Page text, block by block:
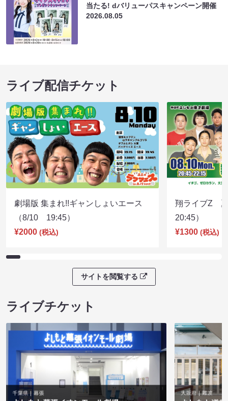
当たる! dバリューパスキャンペーン開催
2026.08.05
ライブ配信チケット
劇場版 集まれ!!ギャンしょいエース
（8/10 19:45）
¥2000 (税込)
翔ライブZ
20:45）
¥1300 (税込)
サイトを閲覧する
ライブチケット